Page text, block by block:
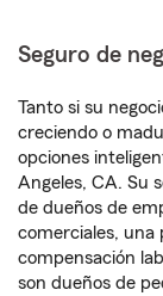
Seguro de
Tanto si su
creciendo o
opciones
Angeles, CA. Su
de dueños de
comerciales, una
compensación
son dueños de